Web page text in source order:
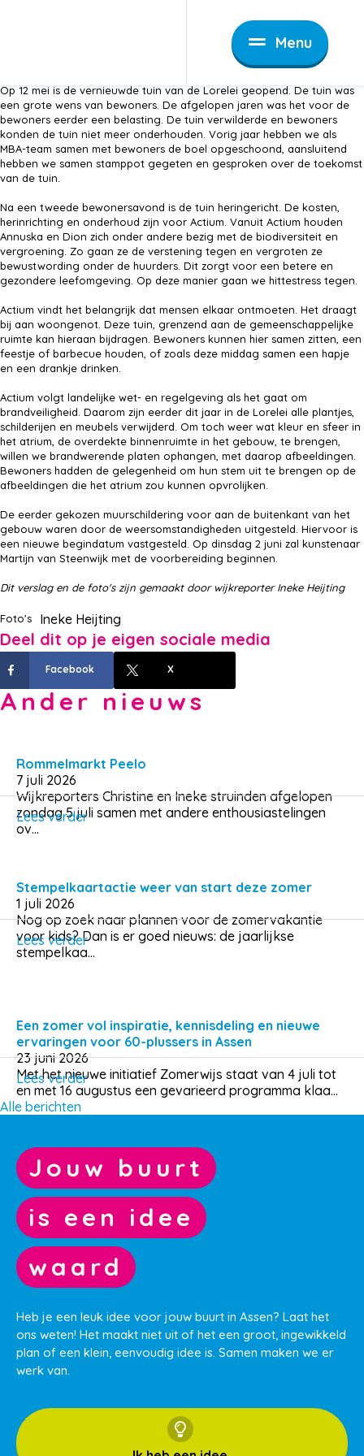
Menu
Vernieuwde tuin van
Op 12 mei is de vernieuwde tuin van de Lorelei geopend. De tuin was
een grote wens van bewoners. De afgelopen jaren was het voor de
bewoners eerder een belasting. De tuin verwilderde en bewoners
konden de tuin niet meer onderhouden. Vorig jaar hebben we als
MBA-team samen met bewoners de boel opgeschoond, aansluitend
hebben we samen stamppot gegeten en gesproken over de toekomst
van de tuin.
Na een tweede bewonersavond is de tuin heringericht. De kosten,
herinrichting en onderhoud zijn voor Actium. Vanuit Actium houden
Annuska en Dion zich onder andere bezig met de biodiversiteit en
vergroening. Zo gaan ze de verstening tegen en vergroten ze
bewustwording onder de huurders. Dit zorgt voor een betere en
gezondere leefomgeving. Op deze manier gaan we hittestress tegen.
Actium vindt het belangrijk dat mensen elkaar ontmoeten. Het draagt
bij aan woongenot. Deze tuin, grenzend aan de gemeenschappelijke
ruimte kan hieraan bijdragen. Bewoners kunnen hier samen zitten, een
feestje of barbecue houden, of zoals deze middag samen een hapje
en een drankje drinken.
Actium volgt landelijke wet- en regelgeving als het gaat om
brandveiligheid. Daarom zijn eerder dit jaar in de Lorelei alle plantjes,
schilderijen en meubels verwijderd. Om toch weer wat kleur en sfeer in
het atrium, de overdekte binnenruimte in het gebouw, te brengen,
willen we brandwerende platen ophangen, met daarop afbeeldingen.
Bewoners hadden de gelegenheid om hun stem uit te brengen op de
afbeeldingen die het atrium zou kunnen opvrolijken.
De eerder gekozen muurschildering voor aan de buitenkant van het
gebouw waren door de weersomstandigheden uitgesteld. Hiervoor is
een nieuwe begindatum vastgesteld. Op dinsdag 2 juni zal kunstenaar
Martijn van Steenwijk met de voorbereiding beginnen.
Dit verslag en de foto's zijn gemaakt door wijkreporter Ineke Heijting
Foto's Ineke Heijting
Deel dit op je eigen sociale media
Facebook X
Ander nieuws
Rommelmarkt Peelo
7 juli 2026
Wijkreporters Christine en Ineke struinden afgelopen
zondag 5 juli samen met andere enthousiastelingen
ov...
Lees verder
Stempelkaartactie weer van start deze zomer
1 juli 2026
Nog op zoek naar plannen voor de zomervakantie
voor kids? Dan is er goed nieuws: de jaarlijkse
stempelkaa...
Lees verder
Een zomer vol inspiratie, kennisdeling en nieuwe
ervaringen voor 60-plussers in Assen
23 juni 2026
Met het nieuwe initiatief Zomerwijs staat van 4 juli tot
en met 16 augustus een gevarieerd programma klaa...
Lees verder
Alle berichten
Jouw buurt
is een idee
waard
Heb je een leuk idee voor jouw buurt in Assen? Laat het
ons weten! Het maakt niet uit of het een groot, ingewikkeld
plan of een klein, eenvoudig idee is. Samen maken we er
werk van.